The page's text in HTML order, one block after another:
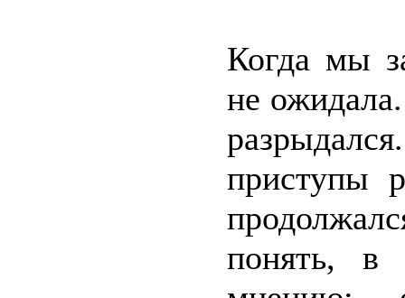
Когда мы
не
приступы
понять,